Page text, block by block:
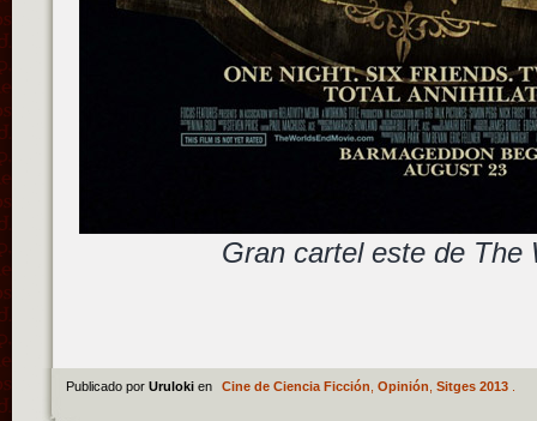
Gran cartel este de The
Publicado por Uruloki en Cine de Ciencia Ficción, Opinión, Sitges 2013.